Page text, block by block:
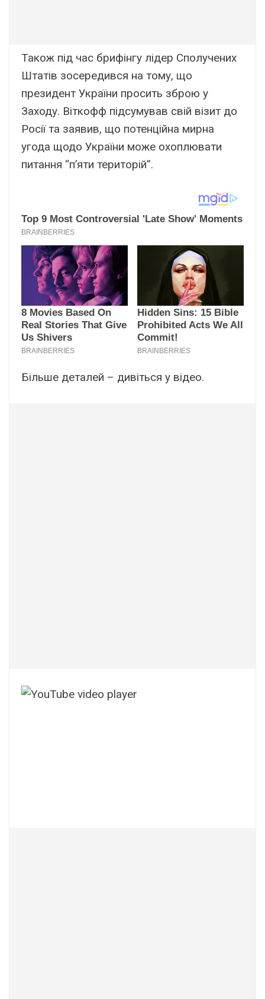
Також під час брифінгу лідер Сполучених
Штатів зосередився на тому, що
президент України просить зброю у
Заходу. Віткофф підсумував свій візит до
Росії та заявив, що потенційна мирна
угода щодо України може охоплювати
питання “п’яти територій”.
Більше деталей – дивіться у відео.